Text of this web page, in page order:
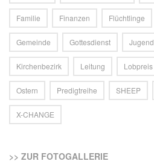
Familie Finanzen Flüchtlinge
Gemeinde Gottesdienst Jugend
Kirchenbezirk Leitung Lobpreis
Ostern Predigtreihe SHEEP
X-CHANGE
>> ZUR FOTOGALLERIE